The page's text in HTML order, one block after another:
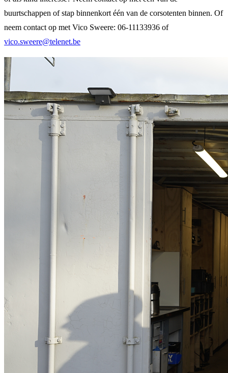
buurtschappen of stap binnenkort één van de corsotenten binnen. Of
neem contact op met Vico Sweere: 06-11133936 of
vico.sweere@telenet.be